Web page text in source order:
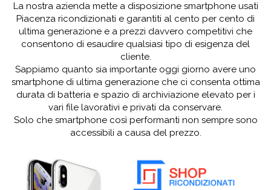
La nostra azienda mette a disposizione smartphone usati
Piacenza ricondizionati e garantiti al cento per cento di
ultima generazione e a prezzi davvero competitivi che
consentono di esaudire qualsiasi tipo di esigenza del
cliente.
Sappiamo quanto sia importante oggi giorno avere uno
smartphone di ultima generazione che ci consenta ottima
durata di batteria e spazio di archiviazione elevato per i
vari file lavorativi e privati da conservare.
Solo che smartphone così performanti non sempre sono
accessibili a causa del prezzo.